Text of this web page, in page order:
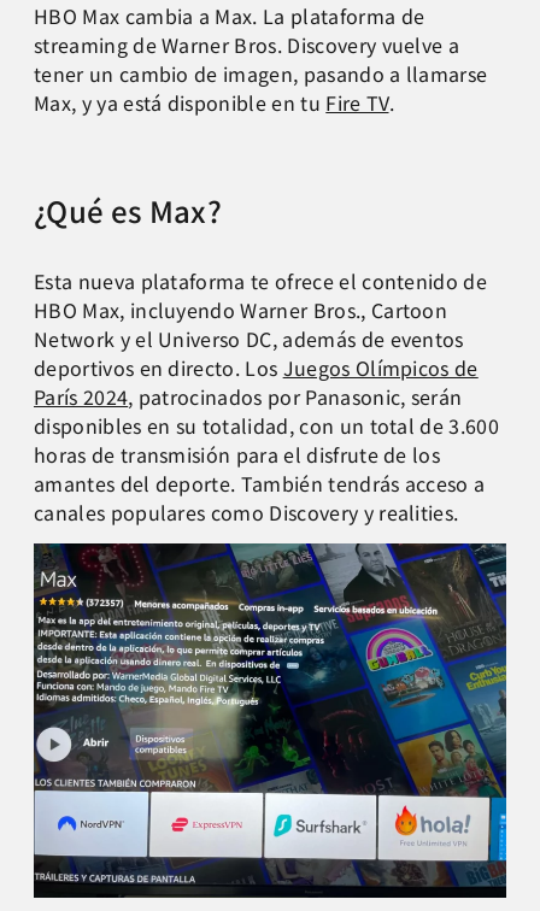
HBO Max cambia a Max. La plataforma de
streaming de Warner Bros. Discovery vuelve a
tener un cambio de imagen, pasando a llamarse
Max, y ya está disponible en tu Fire TV.
¿Qué es Max?
Esta nueva plataforma te ofrece el contenido de
HBO Max, incluyendo Warner Bros., Cartoon
Network y el Universo DC, además de eventos
deportivos en directo. Los Juegos Olímpicos de
París 2024, patrocinados por Panasonic, serán
disponibles en su totalidad, con un total de 3.600
horas de transmisión para el disfrute de los
amantes del deporte. También tendrás acceso a
canales populares como Discovery y realities.